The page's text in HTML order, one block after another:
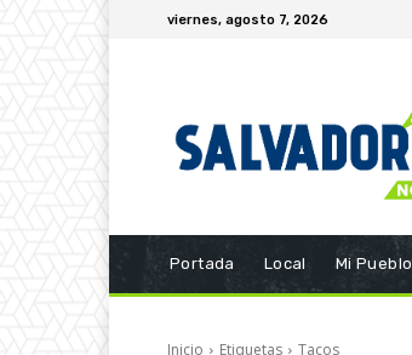
viernes, agosto 7, 2026
Portada Local Mi Pueblo
Inicio Etiquetas Tacos